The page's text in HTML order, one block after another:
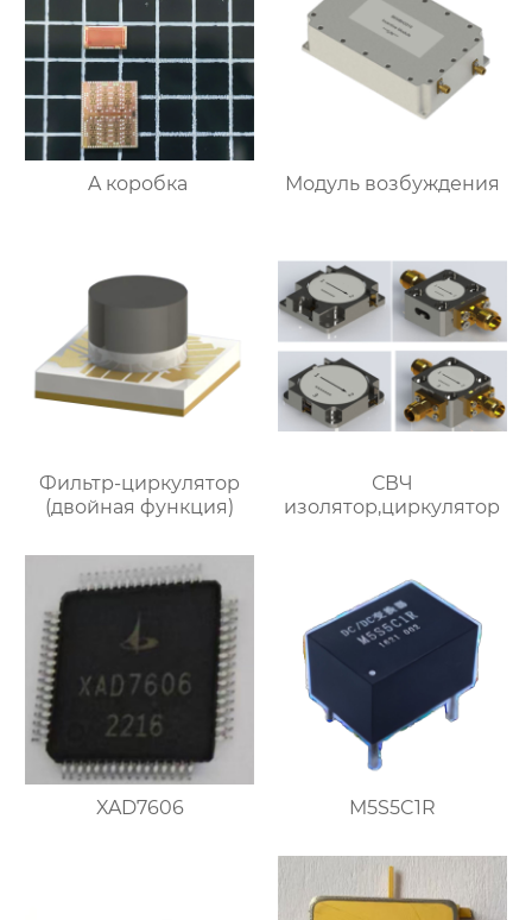
A коробка Модуль возбуждения
Фильтр-циркулятор
(двойная функция)
СВЧ
изолятор,циркулятор
XAD7606 M5S5C1R